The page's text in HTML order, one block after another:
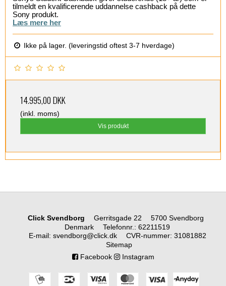
tilmeldt en kvalificerende uddannelse cashback på dette
Sony produkt.
Læs mere her
Ikke på lager. (leveringstid oftest 3-7 hverdage)
14.995,00 DKK
(inkl. moms)
Vis produkt
Click Svendborg Gerritsgade 22
5700 Svendborg
Denmark
Telefonnr. : 62211519
E-mail: svendborg@click.dk CVR-nummer: 31081882
Sitemap
Facebook
Instagram